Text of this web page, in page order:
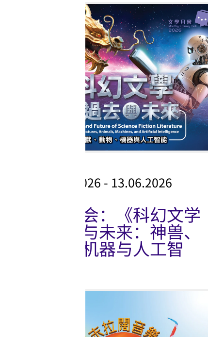
11.04.2026 - 13.06.2026
文学月会：《科幻文学
的过去与未来：神兽、
动物、机器与人工智